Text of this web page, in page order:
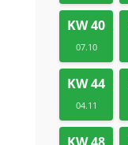
KW 40
07.10
KW 44
04.11